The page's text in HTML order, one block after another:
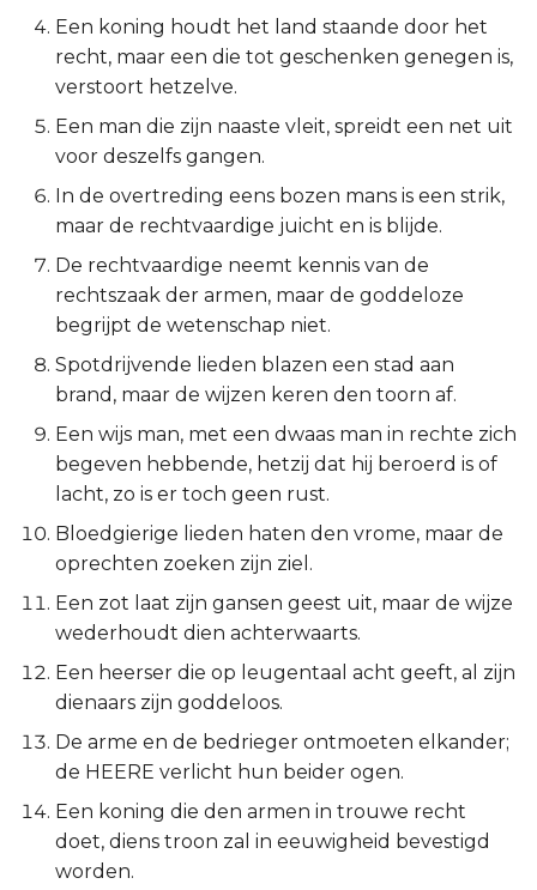
Spreuken 29:9
Spreuken 29:10
Spreuken 29:11
Spreuken 29:12
Spreuken 29:13
Spreuken 29:14
Spreuken 29:15
Spreuken 29:16
Spreuken 29:17
Spreuken 29:18
Spreuken 29:19
Spreuken 29:20
Spreuken 29:22
Spreuken 29:23
2 Korinthe
Galaten
Éfeze
Filipenzen
Kolossenzen
1 Thessalonicenzen
2 Thessalonicenzen
1 Timótheüs
2 Timótheüs
Filémon
Hebreeën
1 Petrus
2 Petrus
Een koning houdt het land staande door het
recht, maar een die tot geschenken genegen is,
verstoort hetzelve.
Een man die zijn naaste vleit, spreidt een net uit
voor deszelfs gangen.
In de overtreding eens bozen mans is een strik,
maar de rechtvaardige juicht en is blijde.
De rechtvaardige neemt kennis van de
rechtszaak der armen, maar de goddeloze
begrijpt de wetenschap niet.
Spotdrijvende lieden blazen een stad aan
brand, maar de wijzen keren den toorn af.
Een wijs man, met een dwaas man in rechte zich
begeven hebbende, hetzij dat hij beroerd is of
lacht, zo is er toch geen rust.
Bloedgierige lieden haten den vrome, maar de
oprechten zoeken zijn ziel.
Een zot laat zijn gansen geest uit, maar de wijze
wederhoudt dien achterwaarts.
Een heerser die op leugentaal acht geeft, al zijn
dienaars zijn goddeloos.
De arme en de bedrieger ontmoeten elkander;
de HEERE verlicht hun beider ogen.
Een koning die den armen in trouwe recht
doet, diens troon zal in eeuwigheid bevestigd
worden.